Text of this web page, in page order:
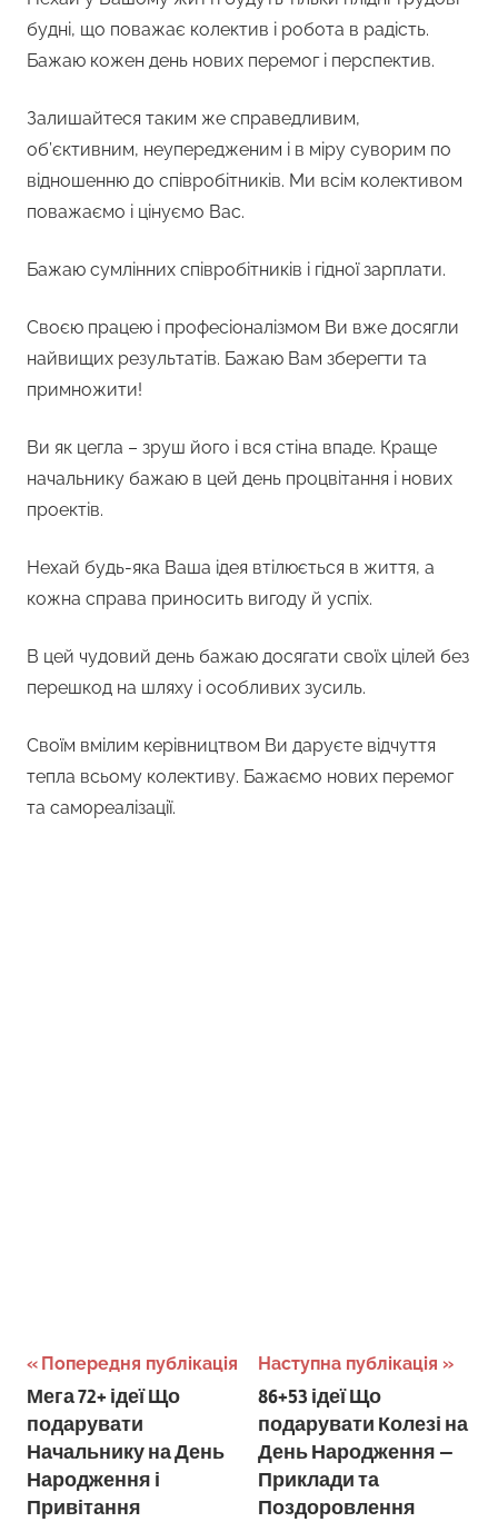
будні, що поважає колектив і робота в радість.
Бажаю кожен день нових перемог і перспектив.
Залишайтеся таким же справедливим,
об’єктивним, неупередженим і в міру суворим по
відношенню до співробітників. Ми всім колективом
поважаємо і цінуємо Вас.
Бажаю сумлінних співробітників і гідної зарплати.
Своєю працею і професіоналізмом Ви вже досягли
найвищих результатів. Бажаю Вам зберегти та
примножити!
Ви як цегла – зруш його і вся стіна впаде. Краще
начальнику бажаю в цей день процвітання і нових
проектів.
Нехай будь-яка Ваша ідея втілюється в життя, а
кожна справа приносить вигоду й успіх.
В цей чудовий день бажаю досягати своїх цілей без
перешкод на шляху і особливих зусиль.
Своїм вмілим керівництвом Ви даруєте відчуття
тепла всьому колективу. Бажаємо нових перемог
та самореалізації.
Навігація
записів
Попередня публікація
Мега 72+ ідеї Що
подарувати
Начальнику на День
Народження і
Привітання
Наступна публікація
86+53 ідеї Що
подарувати Колезі на
День Народження —
Приклади та
Поздоровлення